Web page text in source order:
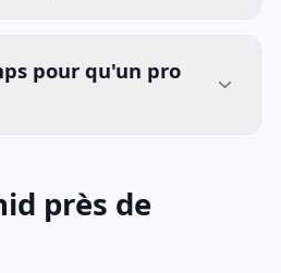
pour qu'un pro
près de